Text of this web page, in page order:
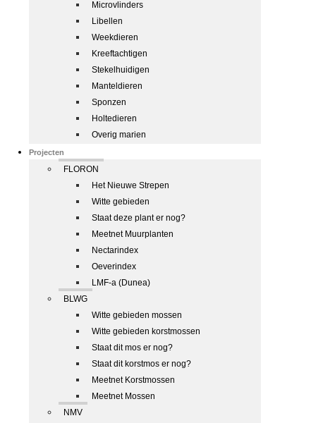
Microvlinders
Libellen
Weekdieren
Kreeftachtigen
Stekelhuidigen
Manteldieren
Sponzen
Holtedieren
Overig marien
Projecten
FLORON
Het Nieuwe Strepen
Witte gebieden
Staat deze plant er nog?
Meetnet Muurplanten
Nectarindex
Oeverindex
LMF-a (Dunea)
BLWG
Witte gebieden mossen
Witte gebieden korstmossen
Staat dit mos er nog?
Staat dit korstmos er nog?
Meetnet Korstmossen
Meetnet Mossen
NMV